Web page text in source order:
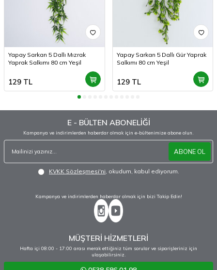
Yapay Sarkan 5 Dallı Mızrak
Yaprak Salkımı 80 cm Yeşil
129 TL
Yapay Sarkan 5 Dallı Gür Yaprak
Salkımı 80 cm Yeşil
129TL
E - BÜLTEN ABONELİĞİ
Kampanya ve indirimlerden haberdar olmak için e-bültenimize abone olun.
ABONE OL
KVKK Sözleşmesi'ni, okudum, kabul ediyorum.
Kampanya ve indirimlerden haberdar olmak için bizi Takip Edin!
MÜŞTERİ HİZMETLERİ
Hafta içi 08:00 - 17:00 arası merak ettiğiniz tüm sorular ve siparişleriniz için
ulaşabilirsiniz.